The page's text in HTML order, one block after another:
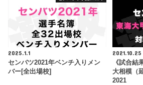
2025.1.1
センバツ2021年ベンチ入りメン
バー[全出場校]
2021.10.25
《試合結
大相模（
2021